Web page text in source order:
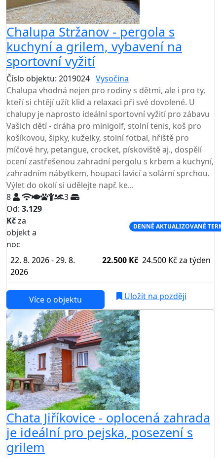
Chalupa Stržanov - pergola s
kuchyní a grilem, vybavení na
sportovní vyžití
Číslo objektu: 2019024 Vysočina
Chalupa vhodná nejen pro rodiny s dětmi, ale i pro ty,
kteří si chtějí užít klid a relaxaci při své dovolené. U
chalupy je naprosto ideální sportovní vyžití pro zábavu
Vašich dětí - dráha pro minigolf, stolní tenis, koš pro
košíkovou, šipky, kuželky, stolní fotbal, hřiště pro
míčové hry, petangue, crocket, pískoviště aj., dospělí
ocení zastřešenou zahradní pergolu s krbem a kuchyní,
zahradním nábytkem, houpací lavicí a solární sprchou.
Výlet do okolí si udělejte např. ke...
8
3
Od: 3.129
Kčza
objekt a
noc
DENNĚ AKTUALIZOVANÉ
22. 8. 2026 - 29. 8.
2026
22.500 Kč 24.500 Kč za týden
Více o objektu Uložit na později
Chata Jiříkovice - oplocená zahrada
je ideální pro pejska, posezení s
grilem